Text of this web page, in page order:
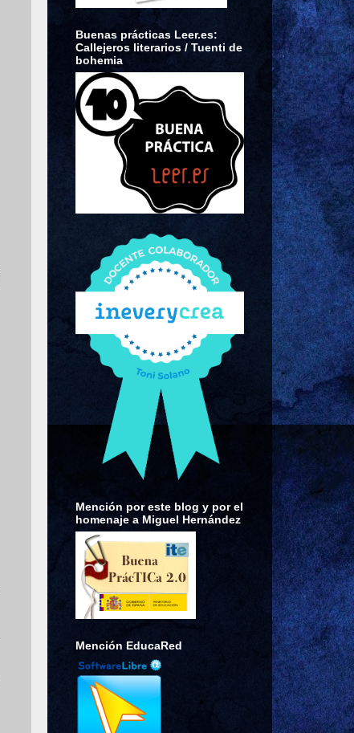
Buenas prácticas Leer.es:
Callejeros literarios / Tuenti de
bohemia
Mención por este blog y por el
homenaje a Miguel Hernández
Mención EducaRed